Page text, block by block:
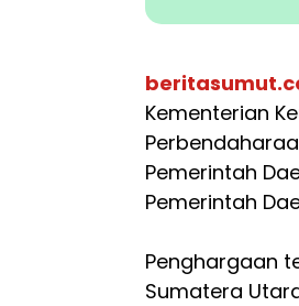
Kementerian
Pemerintah
Pemerintah
Penghargaan
Sumatera